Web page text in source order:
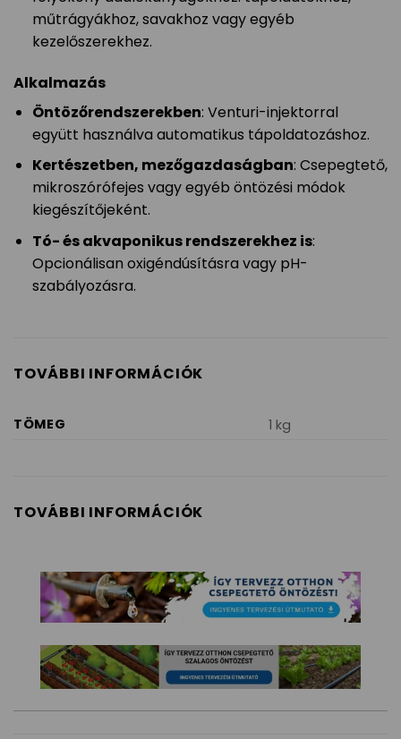
műtrágyákhoz, savakhoz vagy egyéb
kezelőszerekhez.
Alkalmazás
Öntözőrendszerekben: Venturi-injektorral
együtt használva automatikus tápoldatozáshoz.
Kertészetben, mezőgazdaságban: Csepegtető,
mikroszórófejes vagy egyéb öntözési módok
kiegészítőjeként.
Tó- és akvaponikus rendszerekhez is:
Opcionálisan oxigéndúsításra vagy pH-
szabályozásra.
TOVÁBBI INFORMÁCIÓK
TÖMEG 1 kg
TOVÁBBI INFORMÁCIÓK